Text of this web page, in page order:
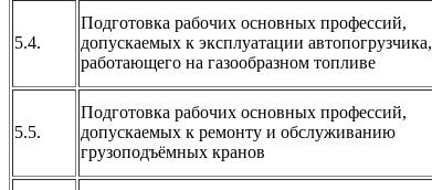
5.4.
Подготовка рабочих основных профессий,
допускаемых к эксплуатации автопогрузчика,
работающего на газообразном топливе
5.5.
Подготовка рабочих основных профессий,
допускаемых к ремонту и обслуживанию
грузоподъёмных кранов